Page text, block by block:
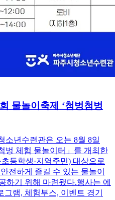
물놀이축제 ‘첨벙첨벙
소년수련관은 오는 8월 8일
벙 체험 물놀이터」를 개최한
등학생·지역주민) 대상으로
전하게 즐길 수 있는 물놀이
하기 위해 마련됐다.행사는 에
램, 체험부스, 이벤트 경기